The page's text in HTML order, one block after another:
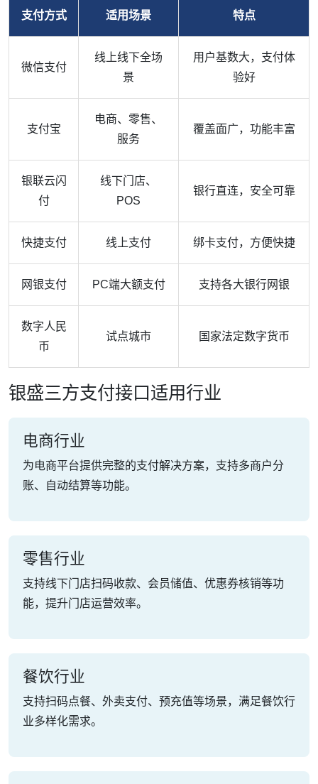
支付方式 适用场景 特点
微信支付
线上线下全场
景
用户基数大，支付体
验好
支付宝
电商、零售、
服务
覆盖面广，功能丰富
银联云闪
付
线下门店、
POS
银行直连，安全可靠
快捷支付 线上支付 绑卡支付，方便快捷
网银支付 PC端大额支付 支持各大银行网银
数字人民
币
试点城市 国家法定数字货币
银盛三方支付接口适用行业
电商行业
为电商平台提供完整的支付解决方案，支持多商户分
账、自动结算等功能。
零售行业
支持线下门店扫码收款、会员储值、优惠券核销等功
能，提升门店运营效率。
餐饮行业
支持扫码点餐、外卖支付、预充值等场景，满足餐饮行
业多样化需求。